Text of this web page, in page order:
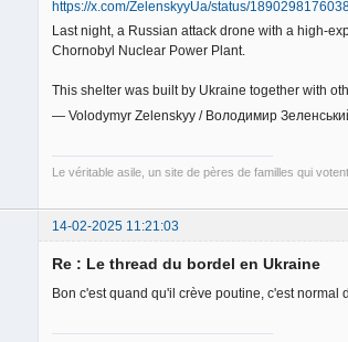
https://x.com/ZelenskyyUa/status/
Last night, a Russian attack drone with a high-
Chornobyl Nuclear Power Plant.
This shelter was built by Ukraine together with
— Volodymyr Zelenskyy / Володимир
Le véritable asile, un site de pères de familles qui
14-02-2025 11:21:03
Re : Le thread du bordel en Ukraine
Bon c'est quand qu'il crève poutine, c'est normal